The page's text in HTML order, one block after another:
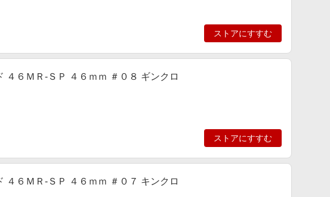
ストアにすすむ
６ＭＲ-ＳＰ ４６ｍｍ ＃０８ ギンクロ
ストアにすすむ
６ＭＲ-ＳＰ ４６ｍｍ ＃０７ キンクロ